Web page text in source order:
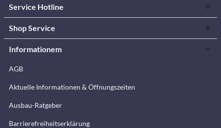
Service Hotline
Shop Service
Informationem
AGB
Aktuelle Informationen & Öffnungszeiten
Ausbau-Ratgeber
Barrierefreiheitserklärung